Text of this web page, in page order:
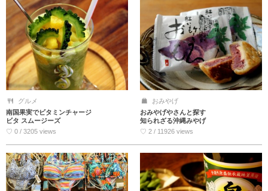
グルメ
南国果実でビタミンチャージ
ビタ スムージーズ
♡ 0 / 3205 views
おみやげ
おみやげやさんと探す
知られざる沖縄みやげ
♡ 2 / 11926 views